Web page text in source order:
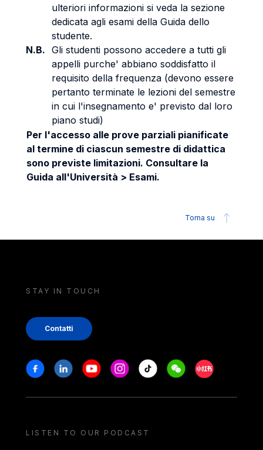
ulteriori informazioni si veda la sezione
dedicata agli esami della Guida dello
studente.
N.B. Gli studenti possono accedere a tutti gli
appelli purche' abbiano soddisfatto il
requisito della frequenza (devono essere
pertanto terminate le lezioni del semestre
in cui l'insegnamento e' previsto dal loro
piano studi)
Per l'accesso alle prove parziali pianificate
al termine di ciascun semestre di didattica
sono previste limitazioni. Consultare la
Guida all'Università > Esami.
Torna su
STAY IN TOUCH
Contatti
Stay in touch
FacebookLinkedinYoutubeInstagram
Tiktok WeechatXiaohongshu/
LISTEN TO OUR PODCAST